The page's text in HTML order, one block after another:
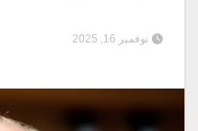
نوفمبر 16, 2025